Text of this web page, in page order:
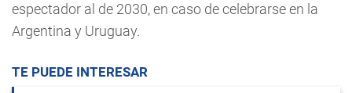
espectador al de 2030, en caso de celebrarse en la
Argentina y Uruguay.
TE PUEDE INTERESAR